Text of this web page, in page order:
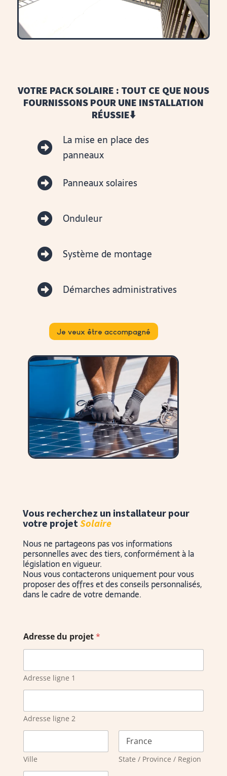
VOTRE PACK SOLAIRE : TOUT CE QUE NOUS
FOURNISSONS POUR UNE INSTALLATION
RÉUSSIE⬇️

La mise en place des
panneaux
 Panneaux solaires
 Onduleur
 Système de montage
 Démarches administratives
Je veux être accompagné
Vous recherchez un installateur pour
votre projet Solaire
Nous ne partageons pas vos informations
personnelles avec des tiers, conformément à la
législation en vigueur.
Nous vous contacterons uniquement pour vous
proposer des offres et des conseils personnalisés,
dans le cadre de votre demande.
Adresse du projet*
Adresse ligne 1
Adresse ligne 2
Ville State / Province / Region